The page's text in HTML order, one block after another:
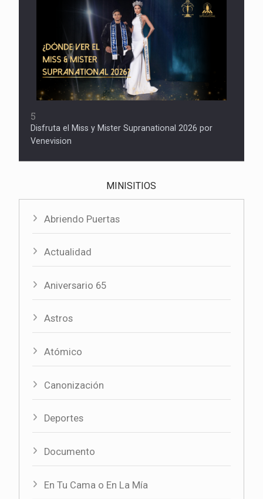
5
Disfruta el Miss y Mister Supranational 2026 por
Venevision
MINISITIOS
Abriendo Puertas
Actualidad
Aniversario 65
Astros
Atómico
Canonización
Deportes
Documento
En Tu Cama o En La Mía